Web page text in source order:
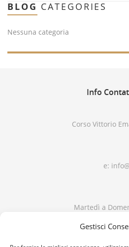
Gestisci
BLOG CATEGORIES
Nessuna categoria
Info
Corso Vittorio
e:
Martedì a